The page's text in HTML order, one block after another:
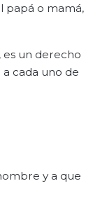
papá o mamá,
es un derecho
cada uno de
y a que